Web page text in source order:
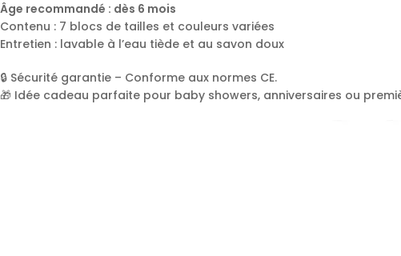
Âge recommandé : dès 6 mois
Contenu : 7 blocs de tailles et couleurs variées
Entretien : lavable à l’eau tiède et au savon doux
🔒 Sécurité garantie – Conforme aux normes CE.
🎁 Idée cadeau parfaite pour baby showers, anniversaires ou